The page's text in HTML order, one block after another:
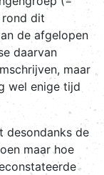
dit
de afgelopen
daarvan
maar
wel enige tijd
desondanks de
maar hoe